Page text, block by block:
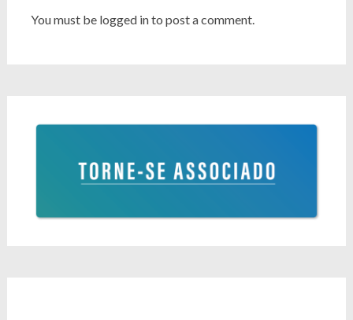
You must be logged in to post a comment.